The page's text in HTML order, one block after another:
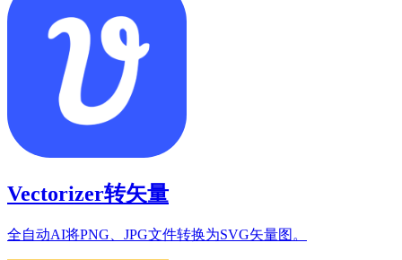
Vectorizer转矢量
全自动AI将PNG、JPG文件转换为SVG矢量图。